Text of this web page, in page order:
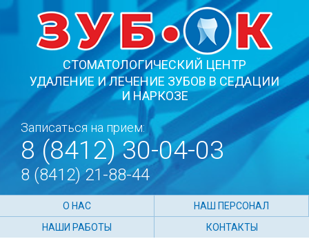
СТОМАТОЛОГИЧЕСКИЙ ЦЕНТР
УДАЛЕНИЕ И ЛЕЧЕНИЕ ЗУБОВ В СЕДАЦИИ
И НАРКОЗЕ
Записаться на прием:
8 (8412) 30-04-03
8 (8412) 21-88-44
О НАС
НАШ ПЕРСОНАЛ
НАШИ РАБОТЫ
КОНТАКТЫ